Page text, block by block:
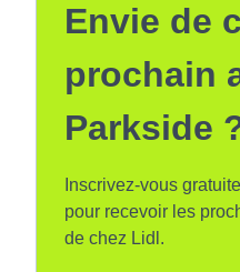
Envie de
prochain
Parkside
Inscrivez-vous
pour recevoir les
de chez Lidl.